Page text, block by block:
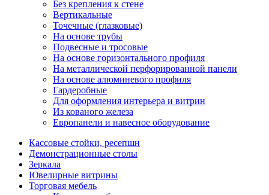
Без крепления к стене
Вертикальные
Точечные (глазковые)
На основе трубы
Подвесные и тросовые
На основе горизонтального профиля
На металлической перфорированной панели
На основе алюминевого профиля
Гардеробные
Для оформления интерьера и витрин
Из кованого железа
Европанели и навесное оборудование
Кассовые стойки, ресепшн
Демонстрационные столы
Зеркала
Ювелирные витрины
Торговая мебель